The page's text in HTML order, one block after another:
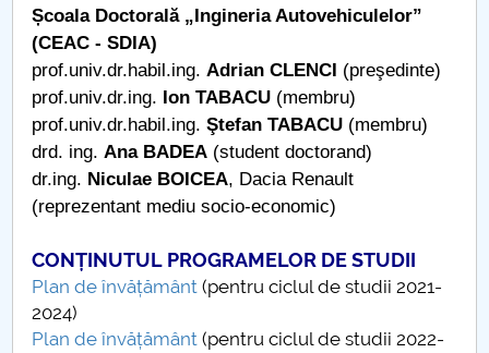
Școala Doctorală „Ingineria Autovehiculelor”
(CEAC - SDIA)
prof.univ.dr.habil.ing.Adrian CLENCI (preşedinte)
prof.univ.dr.ing. Ion TABACU (membru)
prof.univ.dr.habil.ing.Ştefan TABACU (membru)
drd. ing.Ana BADEA (student doctorand)
dr.ing. Niculae BOICEA, Dacia Renault
(reprezentant mediu socio-economic)
CONȚINUTUL PROGRAMELOR DE STUDII
Plan de învățământ (pentru ciclul de studii 2021-
2024)
Plan de învățământ (pentru ciclul de studii 2022-